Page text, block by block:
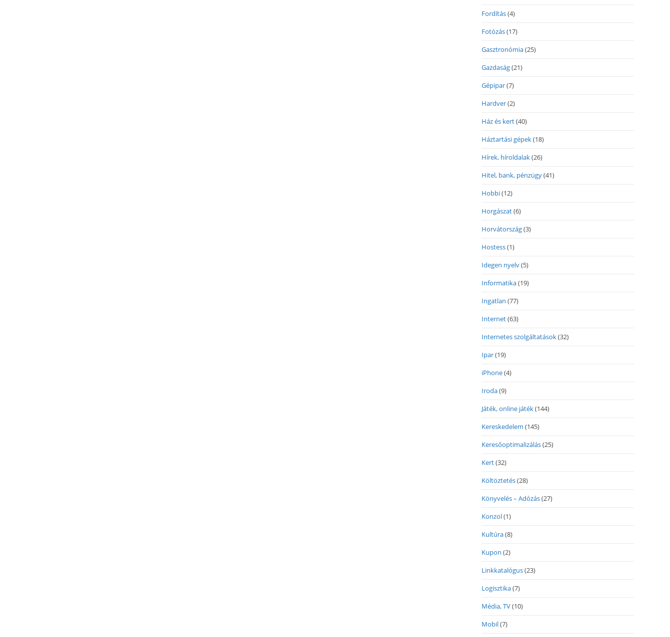
Fordítás(4)
Fotózás(17)
Gasztronómia(25)
Gazdaság(21)
Gépipar(7)
Hardver(2)
Ház és kert(40)
Háztartási gépek(18)
Hírek, híroldalak(26)
Hitel, bank, pénzügy(41)
Hobbi(12)
Horgászat(6)
Horvátország(3)
Hostess(1)
Idegen nyelv(5)
Informatika(19)
Ingatlan (77)
Internet(63)
Internetes szolgáltatások(32)
Ipar(19)
iPhone(4)
Iroda(9)
Játék, online játék(144)
Kereskedelem (145)
Keresőoptimalizálás(25)
Kert(32)
Költöztetés(28)
Könyvelés – Adózás(27)
Konzol(1)
Kultúra(8)
Kupon (2)
Linkkatalógus(23)
Logisztika(7)
Média, TV(10)
Mobil(7)